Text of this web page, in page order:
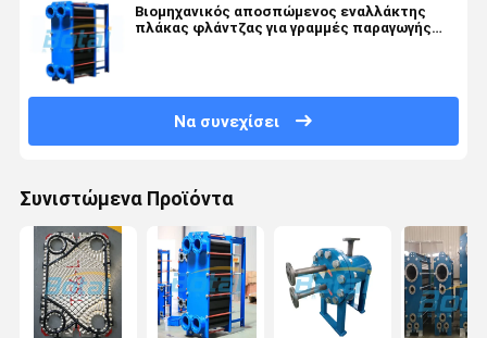
Βιομηχανικός αποσπώμενος εναλλάκτης
πλάκας φλάντζας για γραμμές παραγωγής
Να συνεχίσει
Συνιστώμενα Προϊόντα